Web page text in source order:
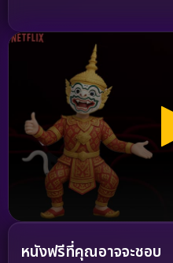
หนังฟรีที่คุณอาจจะชอบ